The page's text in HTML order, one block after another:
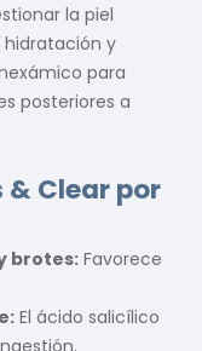
la piel
y
para
posteriores a
& Clear por
brotes: Favorece
El ácido salicílico